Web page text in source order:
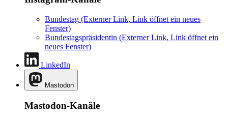
Bundestag (Externer Link, Link öffnet ein neues
Fenster)
Bundestagspräsidentin (Externer Link, Link öffnet ein
neues Fenster)
LinkedIn
Mastodon
Mastodon-Kanäle